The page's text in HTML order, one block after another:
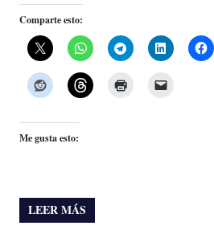
Comparte esto:
Me gusta esto:
LEER MÁS